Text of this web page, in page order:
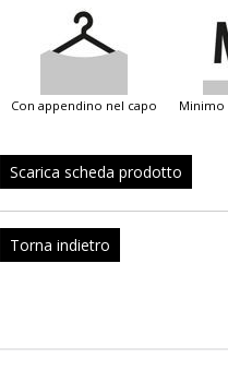
con appendino nel capo
Scarica scheda prodotto
Torna indietro